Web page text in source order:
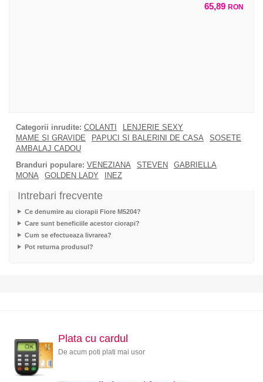
65,89 RON
Categorii inrudite: COLANTI
LENJERIE SEXY
MAME SI GRAVIDE
PAPUCI SI BALERINI DE CASA
SOSETE
AMBALAJ CADOU
Branduri populare: VENEZIANA STEVEN
GABRIELLA
MONA
GOLDEN LADY INEZ
Intrebari frecvente
Ce denumire au ciorapii Fiore M5204?
Care sunt beneficiile acestor ciorapi?
Cum se efectueaza livrarea?
Pot returna produsul?
Plata cu cardul
De acum poti plati mai usor